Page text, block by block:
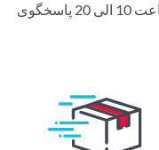
65105088-021 | ایام کاری هفته، از ساعت 10 الی 20 پاسخگوی